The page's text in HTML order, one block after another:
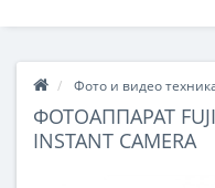
Фото и видео
ФОТОАППАРАТ FUJI
INSTANT CAMERA